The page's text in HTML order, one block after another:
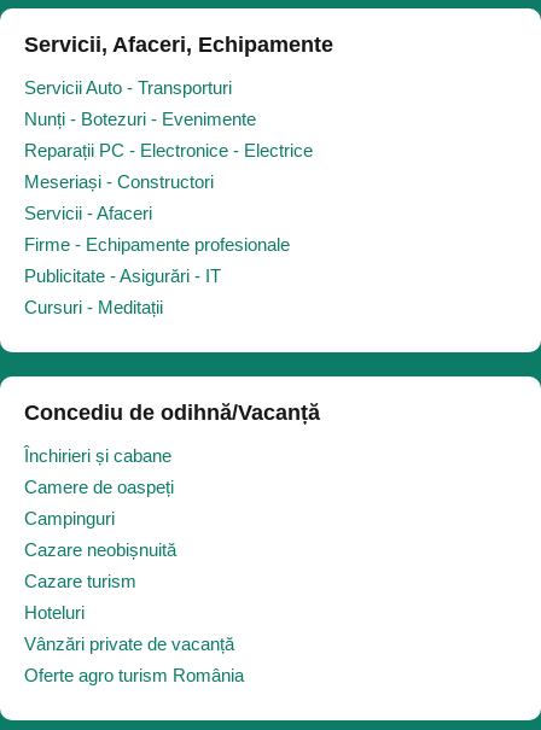
Servicii, Afaceri, Echipamente
Servicii Auto - Transporturi
Nunți - Botezuri - Evenimente
Reparații PC - Electronice - Electrice
Meseriași - Constructori
Servicii - Afaceri
Firme - Echipamente profesionale
Publicitate - Asigurări - IT
Cursuri - Meditații
Concediu de odihnă/Vacanță
Închirieri și cabane
Camere de oaspeți
Campinguri
Cazare neobișnuită
Cazare turism
Hoteluri
Vânzări private de vacanță
Oferte agro turism România